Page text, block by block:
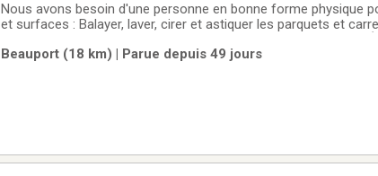
Nous avons besoin d'une personne en bonne forme physique
et surfaces : Balayer, laver, cirer et astiquer les parquets et
luminaires. Nettoyer les taches
Beauport (18 km) | Parue depuis 49 jours